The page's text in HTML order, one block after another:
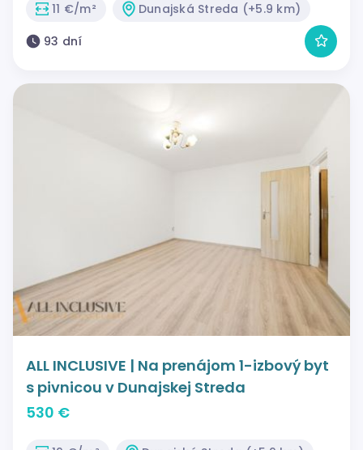
11 €/m²
Dunajská Streda (+5.9 km)
93 dní
ALL INCLUSIVE | Na prenájom 1-izbový byt
s pivnicou v Dunajskej Streda
530 €